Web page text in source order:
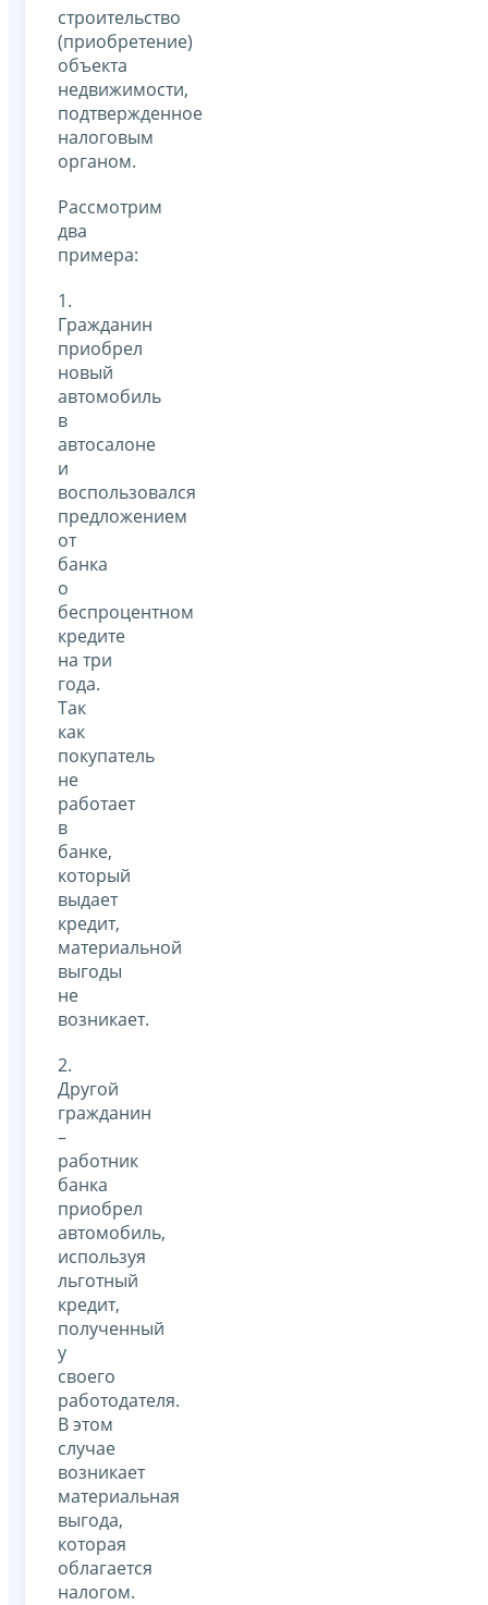
строительство
(приобретение)
объекта
недвижимости,
подтвержденное
налоговым
органом.
Рассмотрим
два
примера:
1.
Гражданин
приобрел
новый
автомобиль
в
автосалоне
и
воспользовался
предложением
от
банка
о
беспроцентном
кредите
на три
года.
Так
как
покупатель
не
работает
в
банке,
который
выдает
кредит,
материальной
выгоды
не
возникает.
2.
Другой
гражданин
–
работник
банка
приобрел
автомобиль,
используя
льготный
кредит,
полученный
у
своего
работодателя.
В этом
случае
возникает
материальная
выгода,
которая
облагается
налогом.